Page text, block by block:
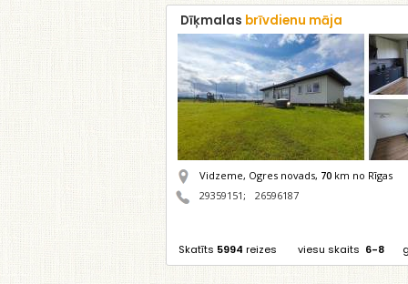
Dīķmalas brīvdienu māja
Vidzeme, Ogres novads, 70 km no Rīgas
29359151 ; 26596187
Skatīts 5994 reizes viesu skaits 6-8